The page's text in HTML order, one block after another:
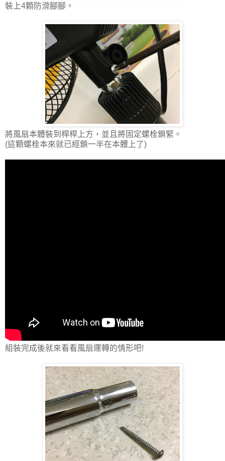
裝上4顆防滑腳腳。
將風扇本體裝到桿桿上方，並且將固定螺栓鎖緊。
(這顆螺栓本來就已經鎖一半在本體上了)
組裝完成後就來看看風扇運轉的情形吧!